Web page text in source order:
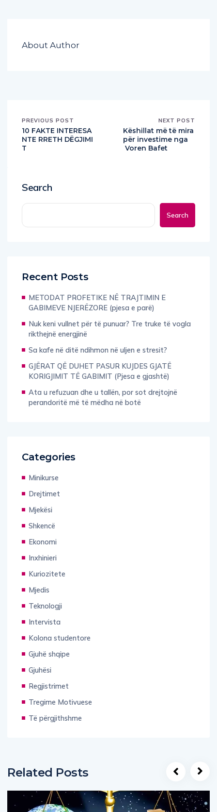
About Author
PREVIOUS POST
10 FAKTE INTERESA
NTE RRETH DËGJIMI
T
NEXT POST
Këshillat më të mira
për investime nga
Voren Bafet
Search
Search
Recent Posts
METODAT PROFETIKE NË TRAJTIMIN E
GABIMEVE NJERËZORE (pjesa e parë)
Nuk keni vullnet për të punuar? Tre truke të vogla
rikthejnë energjinë
Sa kafe në ditë ndihmon në uljen e stresit?
GJËRAT QË DUHET PASUR KUJDES GJATË
KORIGJIMIT TË GABIMIT (Pjesa e gjashtë)
Ata u refuzuan dhe u tallën, por sot drejtojnë
perandoritë më të mëdha në botë
Categories
Minikurse
Drejtimet
Mjekësi
Shkencë
Ekonomi
Inxhinieri
Kuriozitete
Mjedis
Teknologji
Intervista
Kolona studentore
Gjuhë shqipe
Gjuhësi
Regjistrimet
Tregime Motivuese
Të përgjithshme
Related Posts